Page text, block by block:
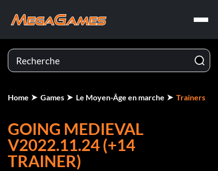
Home Games Le Moyen-Âge en marche Trainers
GOING MEDIEVAL
V2022.11.24 (+14
TRAINER)